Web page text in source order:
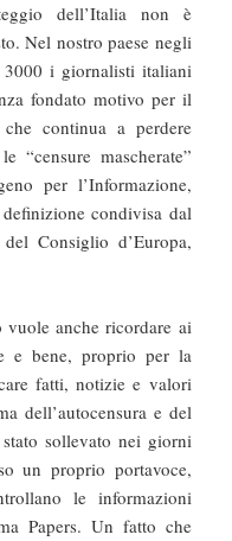
dell’Italia non è
Nel nostro paese negli
i giornalisti italiani
fondato motivo per il
continua a perdere
“censure mascherate”
per l’Informazione,
condivisa dal
Consiglio d’Europa,
anche ricordare ai
e bene, proprio per la
fatti, notizie e valori
dell’autocensura e del
sollevato nei giorni
un proprio portavoce,
le informazioni
Papers. Un fatto che